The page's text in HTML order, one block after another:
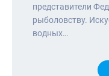
представители
рыболовству.
водных…